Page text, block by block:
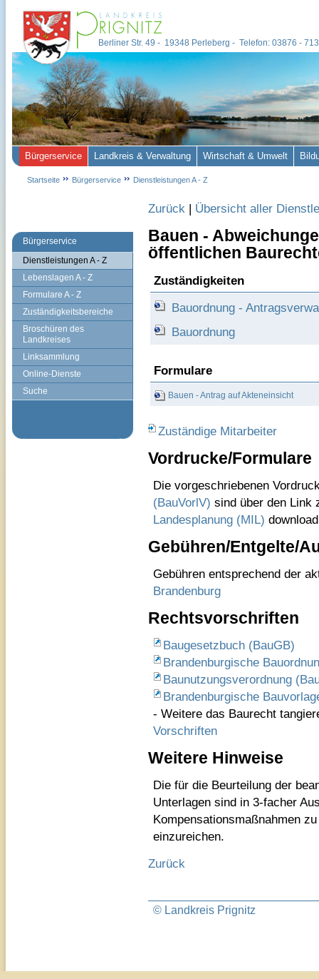
Bürgerservice
Dienstleistungen A - Z
Lebenslagen A - Z
Formulare A - Z
Zuständigkeitsbereiche
Broschüren des
Landkreises
Linksammlung
Online-Dienste
Suche
Zurück | Übersicht aller
Bauen -
öffentlichen
Zuständigkeiten
Bauordnung -
Bauordnung
Formulare
Bauen - Antrag auf Akteneinsicht
Zuständige Mitarbeiter
Vordrucke/Formulare
Die vorgeschriebenen
(BauVorlV) sind über den Link
Landesplanung (MIL)
Gebühren/Entgelte/
Gebühren entsprechend der
Brandenburg
Rechtsvorschriften
Baugesetzbuch (BauGB)
Brandenburgische
Baunutzungsverordnung
Brandenburgische
- Weitere das Baurecht
Vorschriften
Weitere Hinweise
Die für die Beurteilung der
Unterlagen sind in 3-facher
Kompensationsmaßnahmen
einzureichen.
Zurück
© Landkreis Prignitz
Berliner Str. 49 - 19348 Perleberg - Telefon: 03876 -
Bürgerservice Landkreis & Verwaltung Wirtschaft & Umwelt
Startseite Bürgerservice Dienstleistungen A - Z